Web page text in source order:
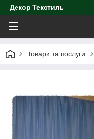
Декор Текстиль
Товари та послуги